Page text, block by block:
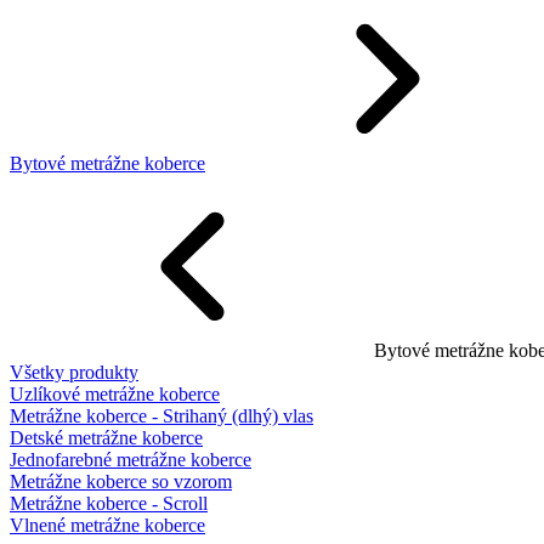
Bytové metrážne koberce
Bytové metrážne
Všetky produkty
Uzlíkové metrážne koberce
Metrážne koberce - Strihaný (dlhý) vlas
Detské metrážne koberce
Jednofarebné metrážne koberce
Metrážne koberce so vzorom
Metrážne koberce - Scroll
Vlnené metrážne koberce